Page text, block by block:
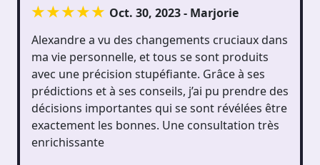
Oct. 30, 2023 - Marjorie
Alexandre a vu des changements cruciaux dans
ma vie personnelle, et tous se sont produits
avec une précision stupéfiante. Grâce à ses
prédictions et à ses conseils, j’ai pu prendre des
décisions importantes qui se sont révélées être
exactement les bonnes. Une consultation très
enrichissante